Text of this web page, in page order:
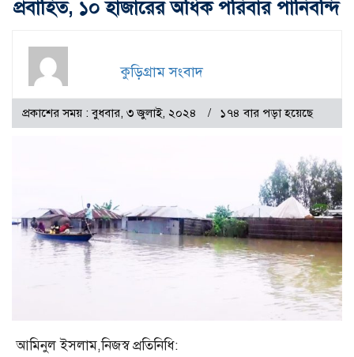
প্রবাহিত, ১০ হাজারের অধিক পরিবার পানিবন্দি
কুড়িগ্রাম সংবাদ
প্রকাশের সময় : বুধবার, ৩ জুলাই, ২০২৪ ১৭৪ বার পড়া হয়েছে
আমিনুল ইসলাম,নিজস্ব প্রতিনিধি: